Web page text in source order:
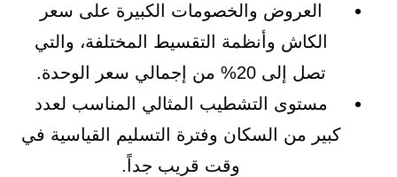
العروض والخصومات الكبيرة على سعر
الكاش وأنظمة التقسيط المختلفة، والتي
تصل إلى 20% من إجمالي سعر الوحدة.
مستوى التشطيب المثالي المناسب لعدد
كبير من السكان وفترة التسليم القياسية في
وقت قريب جداً.